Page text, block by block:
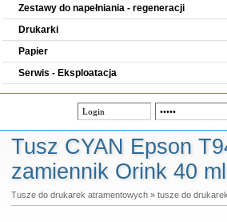
Zestawy do napełniania - regeneracji
Drukarki
Papier
Serwis - Eksploatacja
Tusz CYAN Epson
zamiennik Orink 40 ml
Tusze do drukarek atramentowych» tusze do